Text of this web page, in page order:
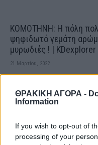
ΘΡΑΚΙΚΗ ΑΓΟΡΑ -
Information
If you wish to opt-out of
processing of your
ΚΟΜΟΤΗΝΗ: H πόλη
ψηφιδωτό γεμάτη
μυρωδιές ! | KDexplorer
21 Μαρτίου, 2022
τρόποι για ασφαλές
9 Αυγούστου, 2026